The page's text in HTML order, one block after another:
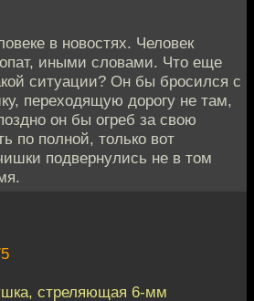
в новостях. Человек
иными словами. Что еще
ситуации? Он бы бросился с
переходящую дорогу не там,
он бы огреб за свою
по полной, только вот
подвернулись не в том
стреляющая 6-мм